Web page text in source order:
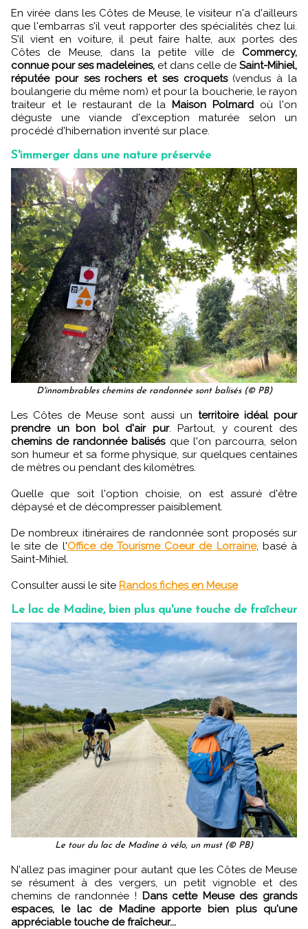
En virée dans les Côtes de Meuse, le visiteur n'a d'ailleurs
que l'embarras s'il veut rapporter des spécialités chez lui.
S'il vient en voiture, il peut faire halte, aux portes des
Côtes de Meuse, dans la petite ville de Commercy,
connue pour ses madeleines, et dans celle de Saint-Mihiel,
réputée pour ses rochers et ses croquets(vendus à la
boulangerie du même nom) et pour la boucherie, le rayon
traiteur et le restaurant de la Maison Polmard où l'on
déguste une viande d'exception maturée selon un
procédé d'hibernation inventé sur place.
S'immerger dans une nature préservée
D'innombrables chemins de randonnée sont balisés (© PB)
Les Côtes de Meuse sont aussi un territoire idéal pour
prendre un bon bol d'air pur. Partout, y courent des
chemins de randonnée balisésque l'on parcourra, selon
son humeur et sa forme physique, sur quelques centaines
de mètres ou pendant des kilomètres.
Quelle que soit l'option choisie, on est assuré d'être
dépaysé et de décompresser paisiblement.
De nombreux itinéraires de randonnée sont proposés sur
le site de l'Office de Tourisme Coeur de Lorraine, basé à
Saint-Mihiel.
Consulter aussi le site Randos fiches en Meuse
Le lac de Madine, bien plus qu'une touche de fraîcheur
Le tour du lac de Madine à vélo, un must (© PB)
N'allez pas imaginer pour autant que les Côtes de Meuse
se résument à des vergers, un petit vignoble et des
chemins de randonnée ! Dans cette Meuse des grands
espaces, le lac de Madine apporte bien plus qu'une
appréciable touche de fraîcheur...